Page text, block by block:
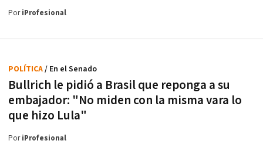
PoriProfesional
Bullrich le pidió a Brasil que reponga a su
embajador: "No miden con la misma vara lo
que hizo Lula"
POLÍTICA/ En el Senado
PoriProfesional